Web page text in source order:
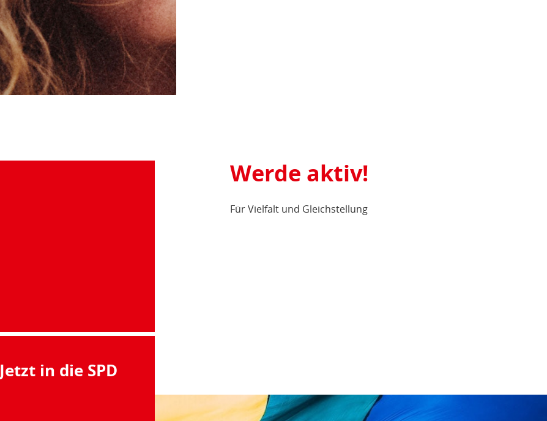
Werde aktiv!
Für Vielfalt und Gleichstellung
Jetzt in die SPD